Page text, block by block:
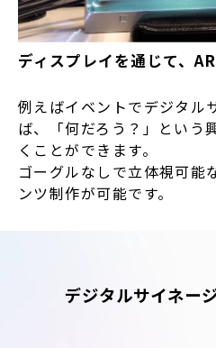
ディスプレイを通じて、
例えばイベントでデジタル
ば、「何だろう？」という
くことができます。
ゴーグルなしで立体視可
ンツ制作が可能です。
デジタルサイネー